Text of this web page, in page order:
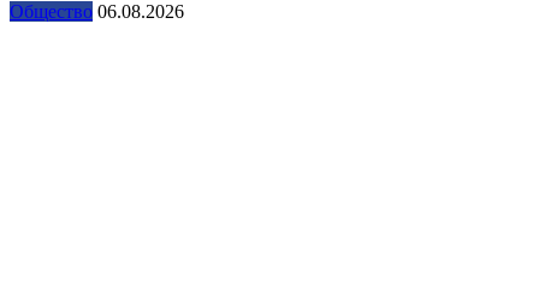
Общество 06.08.2026